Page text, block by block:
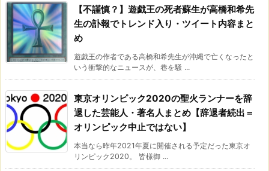
【不謹慎？】遊戯王の死者蘇生が高橋和希先
生の訃報でトレンド入り・ツイート内容まと
め
遊戯王の作者である高橋和希先生が沖縄で亡くなったと
いう衝撃的なニュースが、巷を騒 ...
東京オリンピック2020の聖火ランナーを辞
退した芸能人・著名人まとめ【辞退者続出＝
オリンピック中止ではない】
本当なら昨年2021年夏に開催される予定だった東京オ
リンピック2020。 皆様御 ...